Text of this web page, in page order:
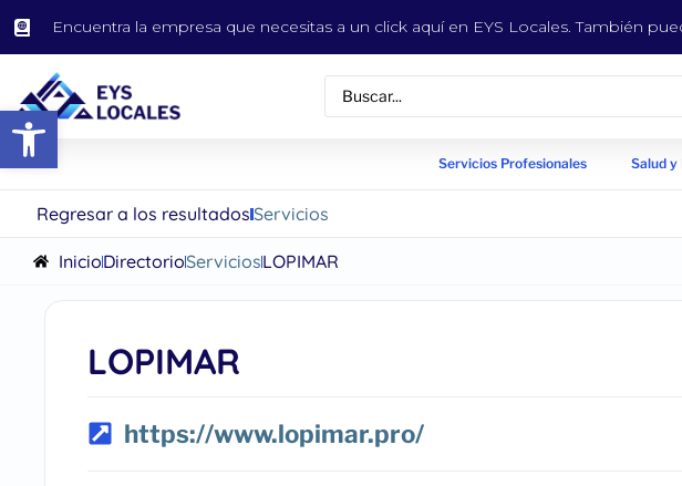
Abrir barra de herramientas
Encuentra la empresa que necesitas a un click aquí en EYS Locales. También
Servicios Profesionales Salud y
Regresar a los resultadosServicios
InicioDirectorioServiciosLOPIMAR
LOPIMAR
https://www.lopimar.pro/